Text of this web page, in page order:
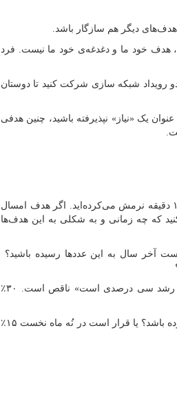
هدف‌های دیگر هم سازگار باشد.
هدف خود ما و دغدغه‌ی خود ما نیست. فرد
رویداد شبکه سازی شرکت کنید تا دوستان
یک «نیاز» نپذیرفته باشید، چنین هدفی
فرض کنید شما سال گذشته ماهی ۱۰ تا ۲۰ صفحه کتاب می‌خوانده‌اید یا روزی ۱۵ دقیقه نرمش می‌کرده‌اید. اگر هدف امسال
است، باید مشخص کنید که چه زمانی و به شکلی به این هدف‌ها
آخر سال به این عددها رسیده باشید؟
همین نکته را می‌توان درباره‌ی افزایش فروش هم مطرح کرد این‌که «هدف ما رشد سی درصدی است» ناقص است. ۳۰٪
فرض کنیم گفتید یک سال بعد. آیا باید تا شش ماه بعد فروش حداقل ۱۵٪ رشد کرده باشد؟ یا قرار است در نُه ماه نخست ۱۵٪